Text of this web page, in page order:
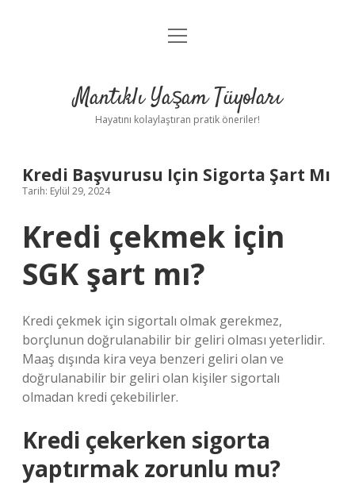
Anasayfa
Yasal Uyarı
menüyü
Mantıklı Yaşam Tüyoları
Hayatını kolaylaştıran pratik öneriler!
Kredi Başvurusu Için Sigorta Şart Mı
Tarih: Eylül 29, 2024
Kredi çekmek için
SGK şart mı?
Kredi çekmek için sigortalı olmak gerekmez,
borçlunun doğrulanabilir bir geliri olması yeterlidir.
Maaş dışında kira veya benzeri geliri olan ve
doğrulanabilir bir geliri olan kişiler sigortalı
olmadan kredi çekebilirler.
Kredi çekerken sigorta
yaptırmak zorunlu mu?